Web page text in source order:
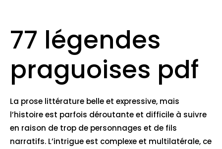
77 légendes
praguoises pdf
La prose littérature belle et expressive, mais
l’histoire est parfois déroutante et difficile à suivre
en raison de trop de personnages et de fils
narratifs. L’intrigue est complexe et multilatérale, ce